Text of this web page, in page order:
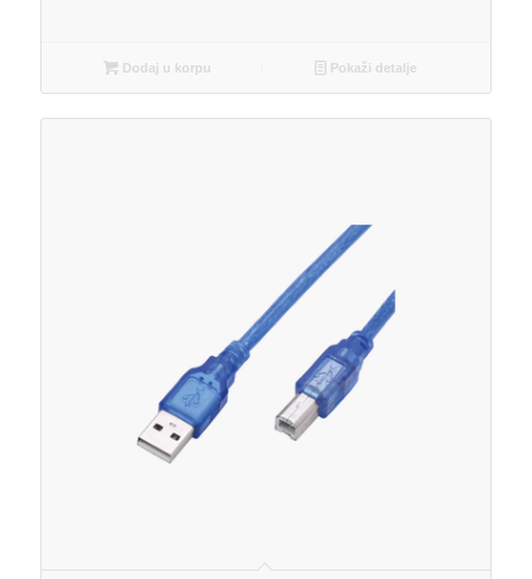
Dodaj u korpu Pokaži detalje